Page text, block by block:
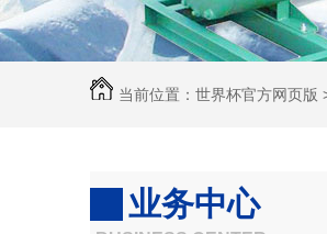
当前位置： 世界杯官方网页版
业务中心